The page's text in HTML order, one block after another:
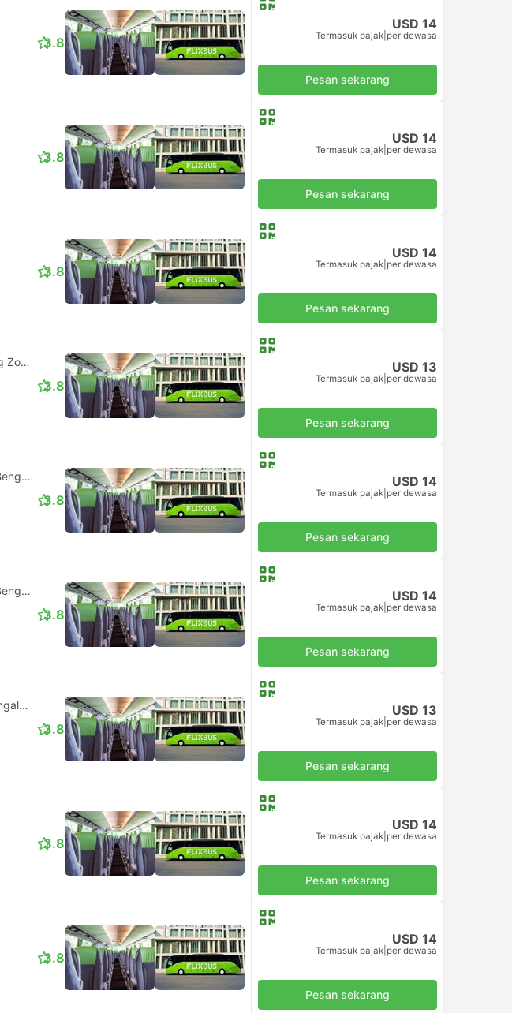
3.8
USD 14
Termasuk pajak per dewasa
Pesan sekarang
3.8
USD 14
Termasuk pajak per dewasa
Pesan sekarang
3.8
USD 14
Termasuk pajak per dewasa
Pesan sekarang
Bengaluru Majestic Flixbus Boarding Zone, Bengaluru
3.8
USD 13
Termasuk pajak per dewasa
Pesan sekarang
Flixbus Stop Madiwala Bengaluru, Bengaluru
3.8
USD 14
Termasuk pajak per dewasa
Pesan sekarang
Flixbus Stop Madiwala Bengaluru, Bengaluru
3.8
USD 14
Termasuk pajak per dewasa
Pesan sekarang
Bengaluru Ananda Rao Circle S, Bengaluru
3.8
USD 13
Termasuk pajak per dewasa
Pesan sekarang
3.8
USD 14
Termasuk pajak per dewasa
Pesan sekarang
3.8
USD 14
Termasuk pajak per dewasa
Pesan sekarang